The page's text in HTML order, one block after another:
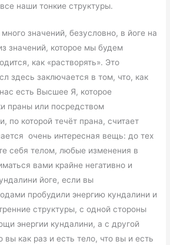
наши тонкие структуры.
значений, безусловно, в йоге на
значений, которое мы будем
как «растворять». Это
здесь заключается в том, что, как
есть Высшее Я, которое
праны или посредством
по которой течёт прана, считает
очень интересная вещь: до тех
себя телом, любые изменения в
вами крайне негативно и
йоге, если вы
пробудили энергию кундалини и
структуры, с одной стороны
энергии кундалини, а с другой
вы как раз и есть тело, что вы и есть